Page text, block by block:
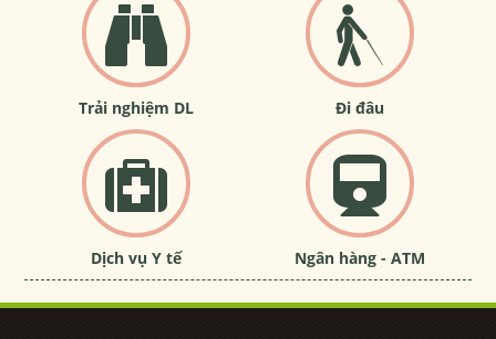
Trải nghiệm DL Đi đâu
Dịch vụ Y tế Ngân hàng - ATM